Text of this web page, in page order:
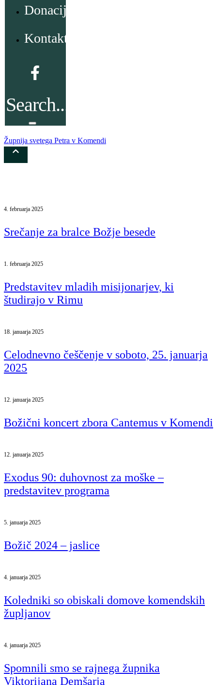
Donacije
Kontakt
Župnija svetega Petra v Komendi
4. februarja 2025
Srečanje za bralce Božje besede
1. februarja 2025
Predstavitev mladih misijonarjev, ki
študirajo v Rimu
18. januarja 2025
Celodnevno češčenje v soboto, 25. januarja
2025
12. januarja 2025
Božični koncert zbora Cantemus v Komendi
12. januarja 2025
Exodus 90: duhovnost za moške –
predstavitev programa
5. januarja 2025
Božič 2024 – jaslice
4. januarja 2025
Koledniki so obiskali domove komendskih
župljanov
4. januarja 2025
Spomnili smo se rajnega župnika
Viktorijana Demšarja